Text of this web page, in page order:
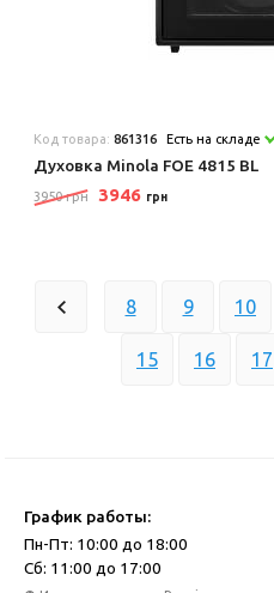
Код товара:861316 Есть на складе
Духовка Minola FOE 4815 BL
3950 грн 3946 грн
8 9 10
15 16 17
График работы:
Пн-Пт: 10:00 до 18:00
Сб: 11:00 до 17:00